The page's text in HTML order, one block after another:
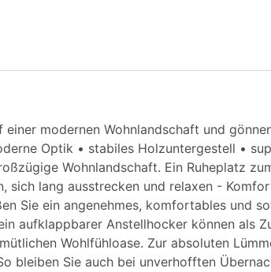
modernen Wohnlandschaft und
Optik • stabiles Holzuntergestell •
Wohnlandschaft. Ein Ruheplatz
sich lang ausstrecken und relaxen -
Sie ein angenehmes, komfortables und
aufklappbarer Anstellhocker können als
Wohlfühloase. Zur absoluten
bleiben Sie auch bei unverhofften